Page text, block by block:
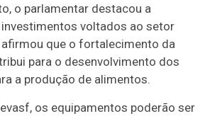
o parlamentar destacou a
voltados ao setor
que o fortalecimento da
para o desenvolvimento dos
a produção de alimentos.
os equipamentos poderão ser